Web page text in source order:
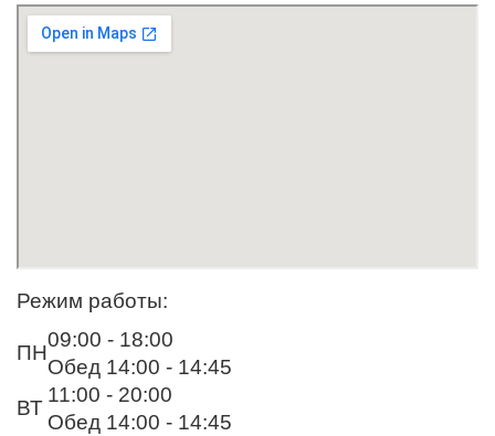
Режим работы:
ПН
09:00 - 18:00
Обед 14:00 - 14:45
ВТ
11:00 - 20:00
Обед 14:00 - 14:45